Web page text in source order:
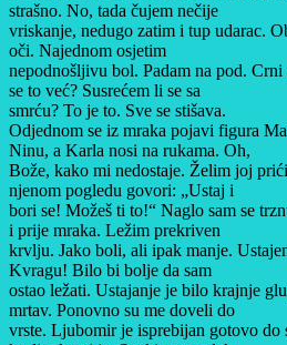
strašno. No, tada čujem nečije
vriskanje, nedugo zatim i tup udarac.
oči. Najednom osjetim
nepodnošljivu bol. Padam na pod.
se to već? Susrećem li se sa
smrću? To je to. Sve se stišava.
Odjednom se iz mraka pojavi figura
Ninu, a Karla nosi na rukama. Oh,
Bože, kako mi nedostaje. Želim joj
njenom pogledu govori: „Ustaj i
bori se! Možeš ti to!“ Naglo sam se
i prije mraka. Ležim prekriven
krvlju. Jako boli, ali ipak manje.
Kvragu! Bilo bi bolje da sam
ostao ležati. Ustajanje je bilo krajnje
mrtav. Ponovno su me doveli do
vrste. Ljubomir je isprebijan gotovo do